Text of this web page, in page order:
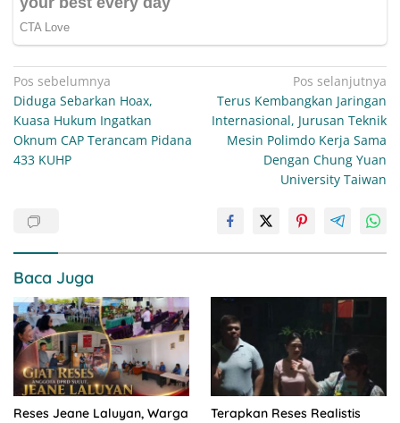
Navigasi
pos
Pos sebelumnya
Diduga Sebarkan Hoax,
Kuasa Hukum Ingatkan
Oknum CAP Terancam Pidana
433 KUHP
Pos selanjutnya
Terus Kembangkan Jaringan
Internasional, Jurusan Teknik
Mesin Polimdo Kerja Sama
Dengan Chung Yuan
University Taiwan
Baca Juga
Reses Jeane Laluyan, Warga
Terapkan Reses Realistis